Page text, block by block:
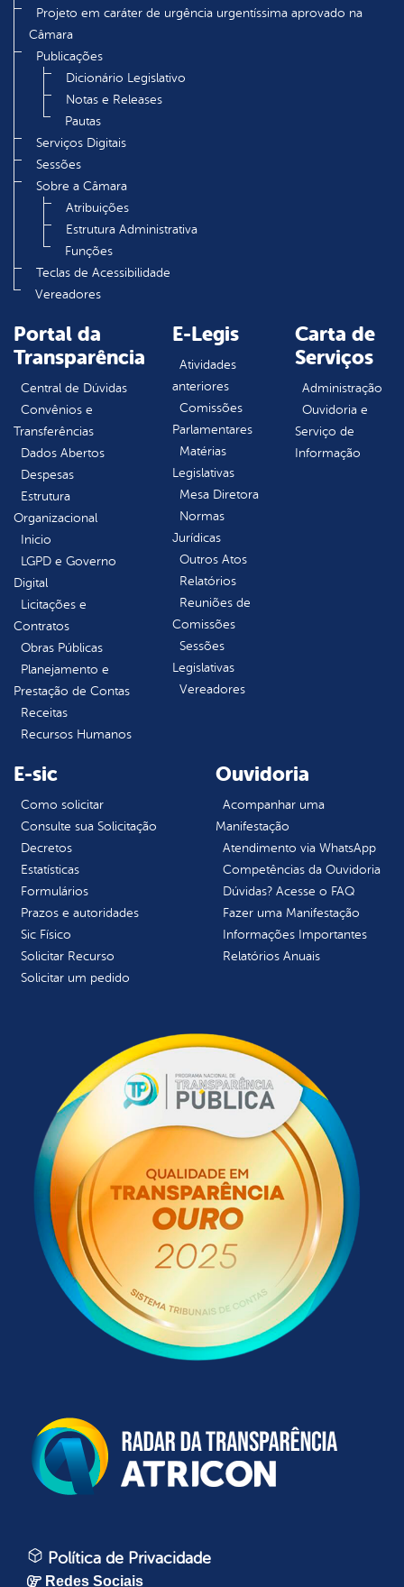
Projeto em caráter de urgência urgentíssima aprovado na
Câmara
Publicações
Dicionário Legislativo
Notas e Releases
Pautas
Serviços Digitais
Sessões
Sobre a Câmara
Atribuições
Estrutura Administrativa
Funções
Teclas de Acessibilidade
Vereadores
Portal da
Transparência
Central de Dúvidas
Convênios e
Transferências
Dados Abertos
Despesas
Estrutura
Organizacional
Inicio
LGPD e Governo
Digital
Licitações e
Contratos
Obras Públicas
Planejamento e
Prestação de Contas
Receitas
Recursos Humanos
E-Legis
Atividades
anteriores
Comissões
Parlamentares
Matérias
Legislativas
Mesa Diretora
Normas
Jurídicas
Outros Atos
Relatórios
Reuniões de
Comissões
Sessões
Legislativas
Vereadores
Carta de
Serviços
Administração
Ouvidoria e
Serviço de
Informação
E-sic
Como solicitar
Consulte sua Solicitação
Decretos
Estatísticas
Formulários
Prazos e autoridades
Sic Físico
Solicitar Recurso
Solicitar um pedido
Ouvidoria
Acompanhar uma
Manifestação
Atendimento via WhatsApp
Competências da Ouvidoria
Dúvidas? Acesse o FAQ
Fazer uma Manifestação
Informações Importantes
Relatórios Anuais
Política de Privacidade
Redes Sociais